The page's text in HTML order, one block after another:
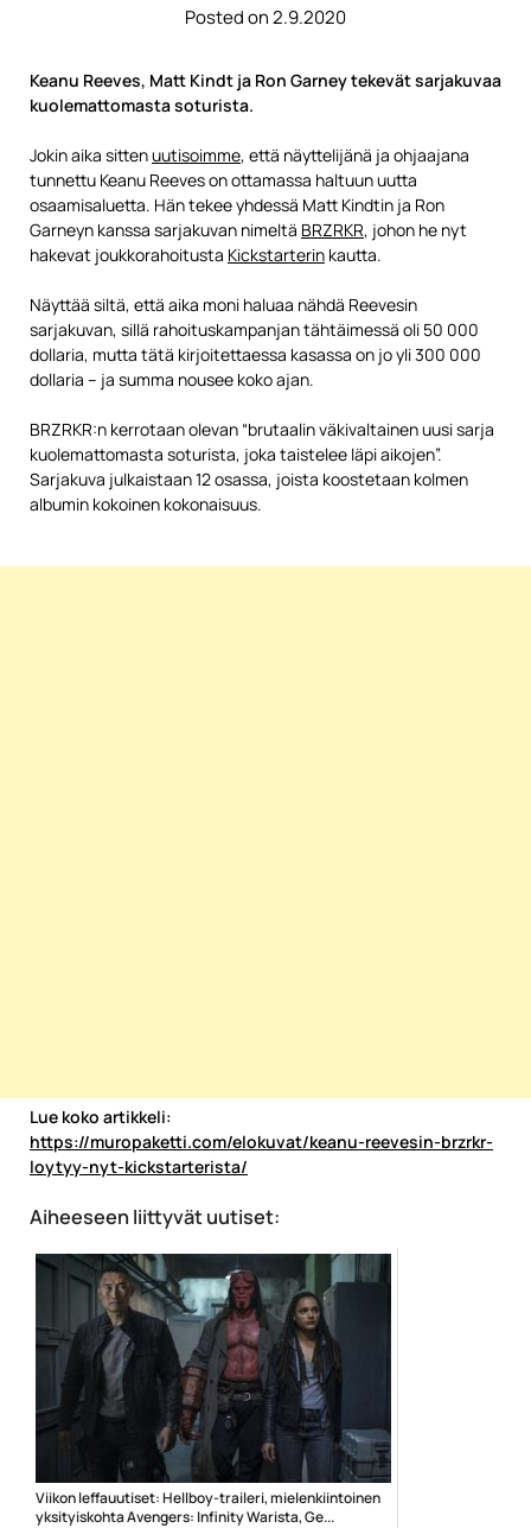
Posted on 2.9.2020
Keanu Reeves, Matt Kindt ja Ron Garney tekevät sarjakuvaa
kuolemattomasta soturista.
Jokin aika sittenuutisoimme, että näyttelijänä ja ohjaajana
tunnettu Keanu Reeves on ottamassa haltuun uutta
osaamisaluetta. Hän tekee yhdessä Matt Kindtin ja Ron
Garneyn kanssa sarjakuvan nimeltä BRZRKR, johon he nyt
hakevat joukkorahoitusta Kickstarterin kautta.
Näyttää siltä, että aika moni haluaa nähdä Reevesin
sarjakuvan, sillä rahoituskampanjan tähtäimessä oli 50 000
dollaria, mutta tätä kirjoitettaessa kasassa on jo yli 300 000
dollaria – ja summa nousee koko ajan.
BRZRKR:n kerrotaan olevan “brutaalin väkivaltainen uusi sarja
kuolemattomasta soturista, joka taistelee läpi aikojen”.
Sarjakuva julkaistaan 12 osassa, joista koostetaan kolmen
albumin kokoinen kokonaisuus.
Lue koko artikkeli:
https://muropaketti.com/elokuvat/keanu-reevesin-brzrkr-
loytyy-nyt-kickstarterista/
Aiheeseen liittyvät uutiset:
Viikon leffauutiset: Hellboy-traileri, mielenkiintoinen
yksityiskohta Avengers: Infinity Warista, Ge...